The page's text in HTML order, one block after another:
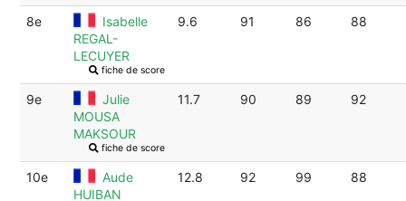
8e
Isabelle
REGAL-
LECUYER
fiche de score
9.6 91 86 88
9e
Julie
MOUSA
MAKSOUR
fiche de score
11.7 90 89 92
10e
Aude
HUIBAN
12.8 92 99 88